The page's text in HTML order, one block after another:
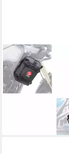
LUMITECS
Halter Set LED
Sturzbügeltasche S1
lieferbar - in 6-7